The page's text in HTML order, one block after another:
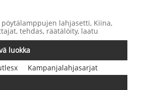
pöytälamppujen lahjasetti, Kiina,
tehdas, räätälöity, laatu
luokka
Kampanjalahjasarjat